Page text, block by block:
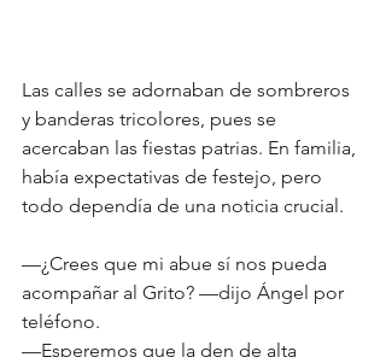
Las calles se adornaban de sombreros
y banderas tricolores, pues se
acercaban las fiestas patrias. En familia,
había expectativas de festejo, pero
todo dependía de una noticia crucial.
—¿Crees que mi abue sí nos pueda
acompañar al Grito? —dijo Ángel por
teléfono.
—Esperemos que la den de alta